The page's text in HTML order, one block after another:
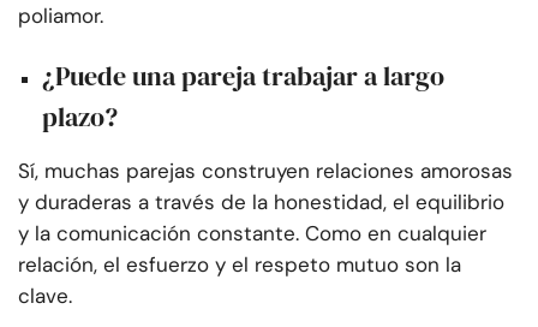
poliamor.
¿Puede una pareja trabajar a largo
plazo?
Sí, muchas parejas construyen relaciones amorosas
y duraderas a través de la honestidad, el equilibrio
y la comunicación constante. Como en cualquier
relación, el esfuerzo y el respeto mutuo son la
clave.